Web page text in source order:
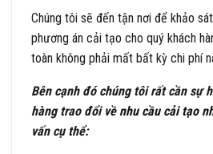
Chúng tôi sẽ đến tận nơi để khảo
phương án cải tạo cho quý khách
toàn không phải mất bất kỳ chi phí
Bên cạnh đó chúng tôi rất cần sự
hàng trao đổi về nhu cầu cải tạo
vấn cụ thể: